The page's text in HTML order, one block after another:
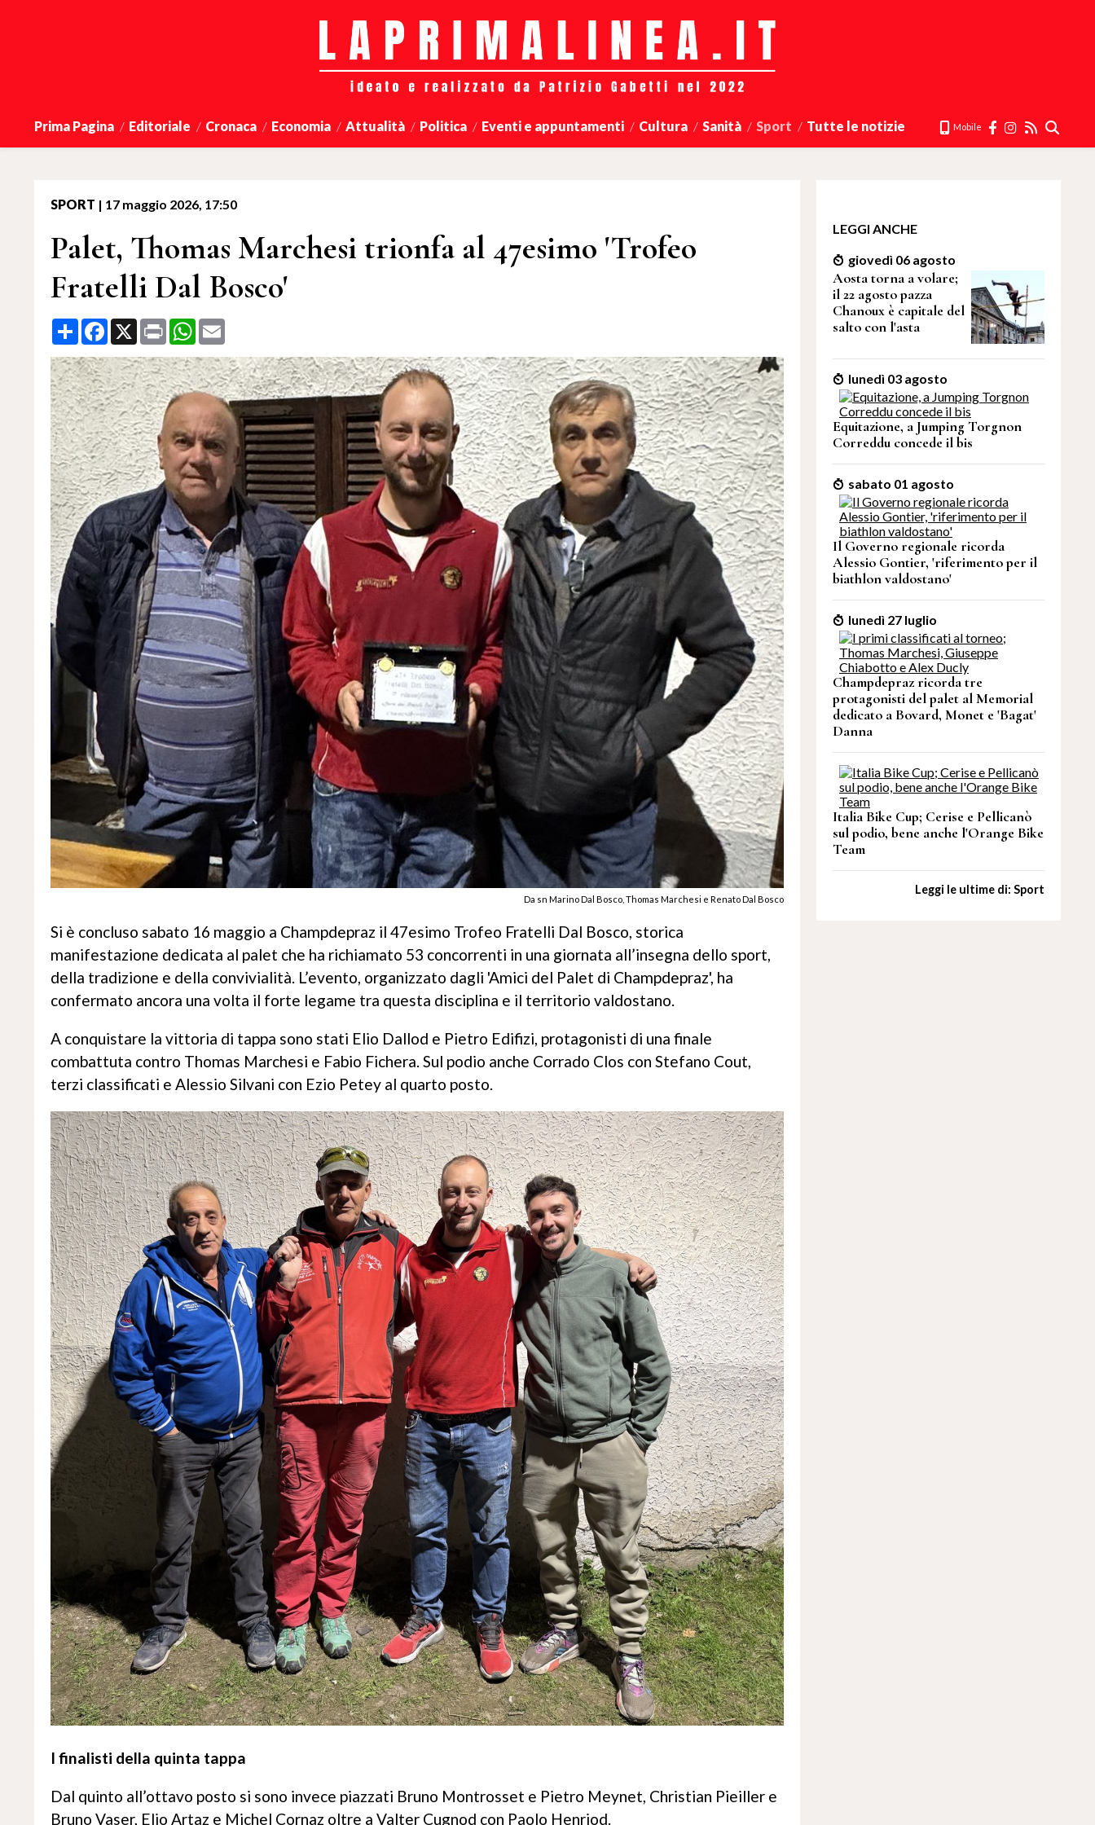
Prima Pagina Editoriale Cronaca Economia Attualità Politica Eventi e appuntamenti Cultura Sanità Sport Tutte le notizie Mobile
SPORT | 17 maggio 2026, 17:50
Palet, Thomas Marchesi trionfa al 47esimo 'Trofeo
Fratelli Dal Bosco'
Share Facebook
X Print WhatsApp
Da sn Marino Dal Bosco, Thomas Marchesi e Renato Dal Bosco
Si è concluso sabato 16 maggio a Champdepraz il 47esimo Trofeo Fratelli Dal Bosco, storica
manifestazione dedicata al palet che ha richiamato 53 concorrenti in una giornata all’insegna dello sport,
della tradizione e della convivialità. L’evento, organizzato dagli 'Amici del Palet di Champdepraz', ha
confermato ancora una volta il forte legame tra questa disciplina e il territorio valdostano.
A conquistare la vittoria di tappa sono stati Elio Dallod e Pietro Edifizi, protagonisti di una finale
combattuta contro Thomas Marchesi e Fabio Fichera. Sul podio anche Corrado Clos con Stefano Cout,
terzi classificati e Alessio Silvani con Ezio Petey al quarto posto.
I finalisti della quinta tappa
Dal quinto all’ottavo posto si sono invece piazzati Bruno Montrosset e Pietro Meynet, Christian Pieiller e
Bruno Vaser, Elio Artaz e Michel Cornaz oltre a Valter Cugnod con Paolo Henriod.
LEGGI ANCHE
giovedì 06 agosto
Aosta torna a volare;
il 22 agosto pazza
Chanoux è capitale del
salto con l'asta
lunedì 03 agosto
Equitazione, a Jumping Torgnon
Correddu concede il bis
sabato 01 agosto
Il Governo regionale ricorda
Alessio Gontier, 'riferimento per il
biathlon valdostano'
lunedì 27 luglio
Champdepraz ricorda tre
protagonisti del palet al Memorial
dedicato a Bovard, Monet e 'Bagat'
Danna
Italia Bike Cup; Cerise e Pellicanò
sul podio, bene anche l'Orange Bike
Team
Leggi le ultime di: Sport